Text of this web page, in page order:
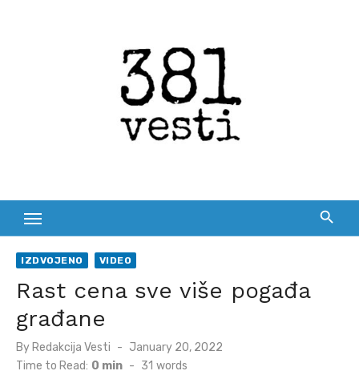
IZDVOJENO VIDEO
Rast cena sve više pogađa
građane
By Redakcija Vesti
Posted
January 20, 2022
Time to Read: 0 min - 31 words